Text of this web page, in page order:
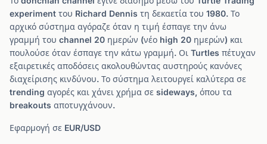
experiment του Richard Dennis τη δεκαετία του 1980. Το
αρχικό σύστημα αγόραζε όταν η τιμή έσπαγε την άνω
γραμμή του channel 20 ημερών (νέο high 20 ημερών) και
πουλούσε όταν έσπαγε την κάτω γραμμή. Οι Turtles πέτυχαν
εξαιρετικές αποδόσεις ακολουθώντας αυστηρούς κανόνες
διαχείρισης κινδύνου. Το σύστημα λειτουργεί καλύτερα σε
trending αγορές και χάνει χρήμα σε sideways, όπου τα
breakouts αποτυγχάνουν.
Εφαρμογή σε EUR/USD